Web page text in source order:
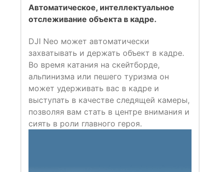
Автоматическое, интеллектуальное
отслеживание объекта в кадре.
DJI Neo может автоматически
захватывать и держать объект в кадре.
Во время катания на скейтборде,
альпинизма или пешего туризма он
может удерживать вас в кадре и
выступать в качестве следящей камеры,
позволяя вам стать в центре внимания и
сиять в роли главного героя.